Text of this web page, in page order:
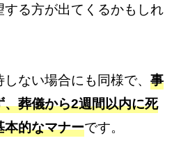
する方が出てくるかもしれ
ない場合にも同様で、 事
葬儀から2週間以内に死
本的なマナーです。